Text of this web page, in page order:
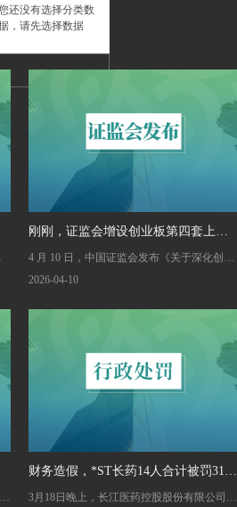
还没有选择分类数
，请先选择数据
刚刚，证监会增设创业板第四套上市
标准！
4 月 10 日，中国证监会发布《关于深化创业
板改革 更好服务新质生产力发展的意见》，
2026-04-10
财务造假，*ST长药14人合计被罚3100
万！两独董分别被罚100万！
3月18日晚上，长江医药控股股份有限公司